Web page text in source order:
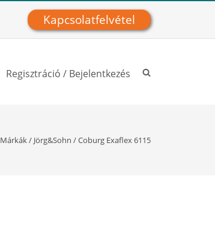
Kapcsolatfelvétel
Regisztráció / Bejelentkezés
Márkák/ Jörg&Sohn /Coburg Exaflex 6115